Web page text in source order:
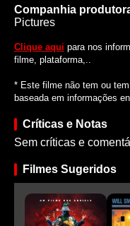
Companhia
Pictures
Clique aqui para nos
filme, plataforma,..
* Este filme não tem ou
baseada em informações
Críticas e Notas
Sem críticas e
Filmes Sugeridos